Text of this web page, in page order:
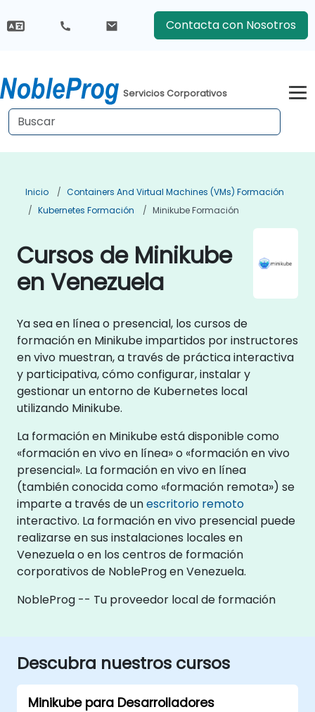
Contacta con Nosotros
Servicios Corporativos
Inicio
Containers And Virtual Machines (VMs) Formación
Kubernetes Formación
Minikube Formación
Cursos de Minikube
en Venezuela
Ya sea en línea o presencial, los cursos de
formación en Minikube impartidos por instructores
en vivo muestran, a través de práctica interactiva
y participativa, cómo configurar, instalar y
gestionar un entorno de Kubernetes local
utilizando Minikube.
La formación en Minikube está disponible como
«formación en vivo en línea» o «formación en vivo
presencial». La formación en vivo en línea
(también conocida como «formación remota») se
imparte a través de unescritorio remoto
interactivo. La formación en vivo presencial puede
realizarse en sus instalaciones locales en
Venezuela o en los centros de formación
corporativos de NobleProg en Venezuela.
NobleProg -- Tu proveedor local de formación
Descubra nuestros cursos
Minikube para Desarrolladores